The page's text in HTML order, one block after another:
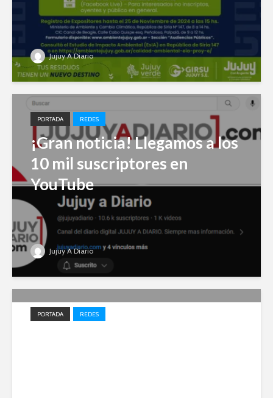
Jujuy A Diario
PORTADA REDES
¡Gran noticia! Llegamos a los
10 mil suscriptores en
YouTube
Jujuy A Diario
PORTADA REDES